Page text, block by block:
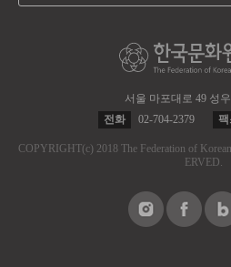
서울 마포대로 49 성
전화
02-704-2379
COPYRIGHT(c) 2018 The Federation of
ERVED.